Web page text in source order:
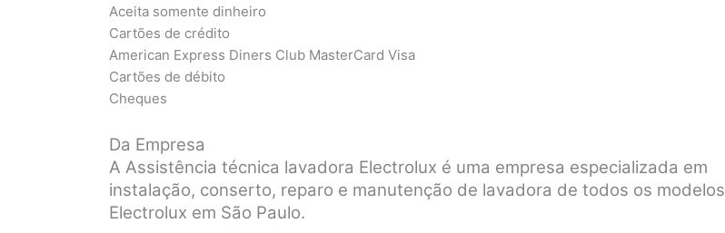
Aceita somente dinheiro
Cartões de crédito
American Express Diners Club MasterCard Visa
Cartões de débito
Cheques
Da Empresa
A Assistência técnica lavadora Electrolux é uma empresa especializada em
instalação, conserto, reparo e manutenção de lavadora de todos os modelos
Electrolux em São Paulo.